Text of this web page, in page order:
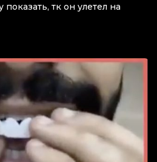
тк он улетел на